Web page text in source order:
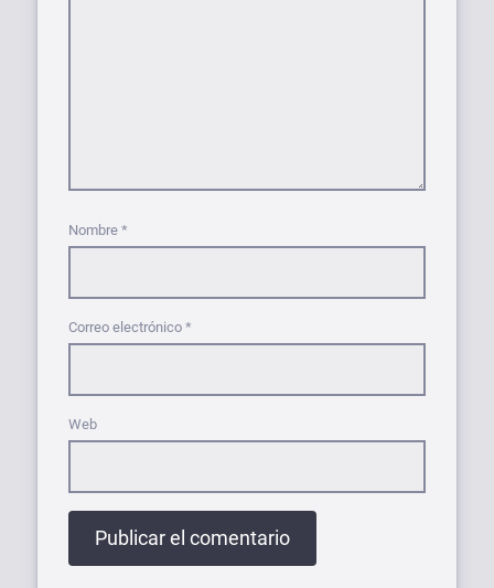
Nombre *
Correo electrónico *
Web